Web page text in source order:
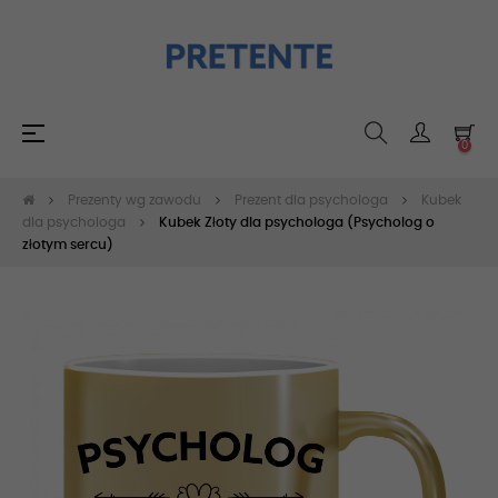
Toggle
☰
0
Prezenty wg zawodu Prezent dla psychologa
Kubek
dla psychologa
Kubek Złoty dla psychologa (Psycholog o
złotym sercu)